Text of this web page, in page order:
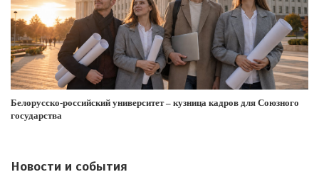
Белорусско-российский университет – кузница кадров для Союзного
государства
Новости и события